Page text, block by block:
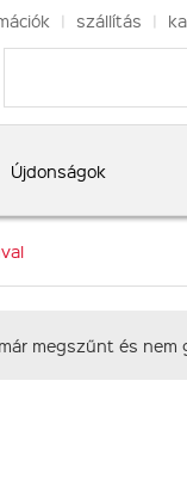
| szállítás |
Újdonságok
megszűnt és nem